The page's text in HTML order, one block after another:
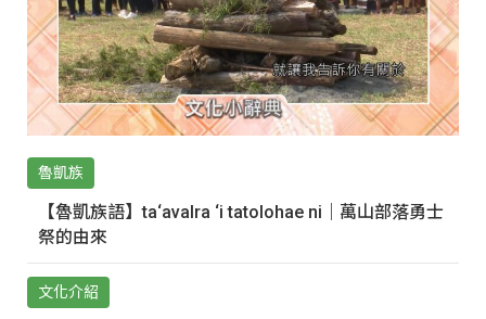
魯凱族
【魯凱族語】ta‘avalra ‘i tatolohae ni｜萬山部落勇士
祭的由來
文化介紹